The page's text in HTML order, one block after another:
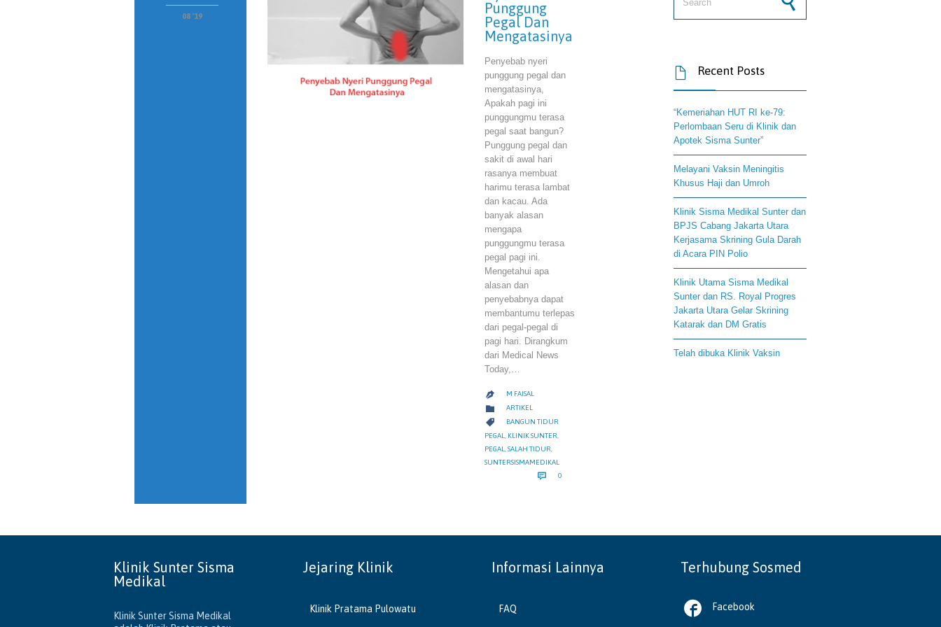
08 '19
Punggung
Pegal Dan
Mengatasinya
Penyebab nyeri
punggung pegal dan
mengatasinya,
Apakah pagi ini
punggungmu terasa
pegal saat bangun?
Punggung pegal dan
sakit di awal hari
rasanya membuat
harimu terasa lambat
dan kacau. Ada
banyak alasan
mengapa
punggungmu terasa
pegal pagi ini.
Mengetahui apa
alasan dan
penyebabnya dapat
membantumu terlepas
dari pegal-pegal di
pagi hari. Dirangkum
dari Medical News
Today,…
 M FAISAL
 CATEGORY
ARTIKEL
 CATEGORY
BANGUN TIDUR
PEGAL
KLINIK SUNTER
PEGAL
SALAH TIDUR
SUNTERSISMAMEDIKAL
 0
 Recent Posts
“Kemeriahan HUT RI ke-79:
Perlombaan Seru di Klinik dan
Apotek Sisma Sunter”
Melayani Vaksin Meningitis
Khusus Haji dan Umroh
Klinik Sisma Medikal Sunter dan
BPJS Cabang Jakarta Utara
Kerjasama Skrining Gula Darah
di Acara PIN Polio
Klinik Utama Sisma Medikal
Sunter dan RS. Royal Progres
Jakarta Utara Gelar Skrining
Katarak dan DM Gratis
Telah dibuka Klinik Vaksin
Klinik Sunter Sisma
Medikal
Klinik Sunter Sisma Medikal
Jejaring Klinik
Klinik Pratama Pulowatu
Informasi Lainnya
FAQ
Terhubung Sosmed
 Facebook